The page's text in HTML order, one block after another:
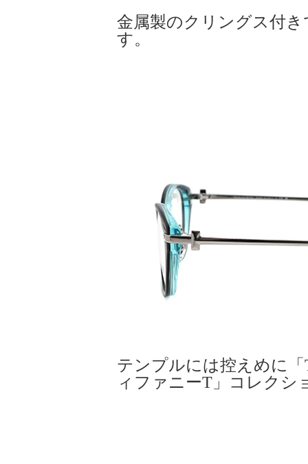
金属製のクリングス付
す。
テンプルには控えめに
ィファニーT」コレクシ